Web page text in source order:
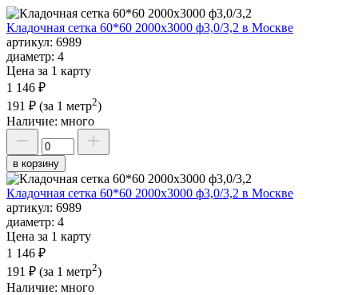
Кладочная сетка 60*60 2000х3000 ф3,0/3,2 в Москве
артикул: 6989
диаметр: 4
Цена за 1 карту
1 146 ₽
191 ₽ (за 1 метр2)
Наличие: много
в корзину
Кладочная сетка 60*60 2000х3000 ф3,0/3,2 в Москве
артикул: 6989
диаметр: 4
Цена за 1 карту
1 146 ₽
191 ₽ (за 1 метр2)
Наличие: много